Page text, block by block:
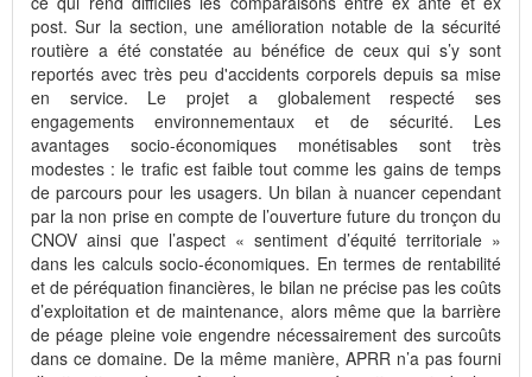
post. Sur la section, une amélioration notable de la sécurité
routière a été constatée au bénéfice de ceux qui s’y sont
reportés avec très peu d'accidents corporels depuis sa mise
en service. Le projet a globalement respecté ses
engagements environnementaux et de sécurité. Les
avantages socio-économiques monétisables sont très
modestes : le trafic est faible tout comme les gains de temps
de parcours pour les usagers. Un bilan à nuancer cependant
par la non prise en compte de l’ouverture future du tronçon du
CNOV ainsi que l’aspect « sentiment d’équité territoriale »
dans les calculs socio-économiques. En termes de rentabilité
et de péréquation financières, le bilan ne précise pas les coûts
d’exploitation et de maintenance, alors même que la barrière
de péage pleine voie engendre nécessairement des surcoûts
dans ce domaine. De la même manière, APRR n’a pas fourni